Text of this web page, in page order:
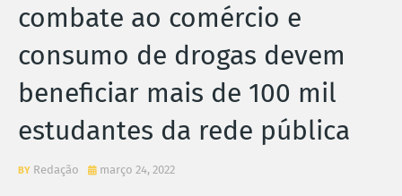
combate ao comércio e
consumo de drogas devem
beneficiar mais de 100 mil
estudantes da rede pública
Redação março 24, 2022